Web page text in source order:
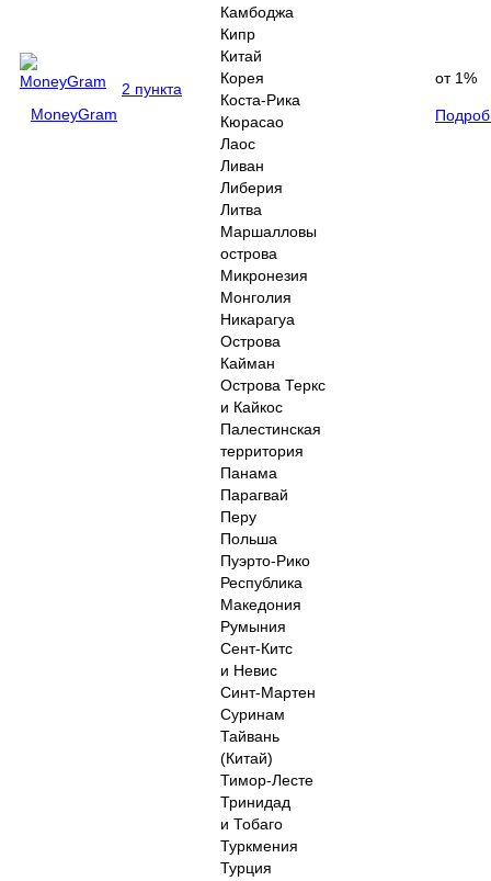
MoneyGram
2 пункта
Камбоджа
Кипр
Китай
Корея
Коста-Рика
Кюрасао
Лаос
Ливан
Либерия
Литва
Маршалловы
острова
Микронезия
Монголия
Никарагуа
Острова
Кайман
Острова Теркс
и Кайкос
Палестинская
территория
Панама
Парагвай
Перу
Польша
Пуэрто-Рико
Республика
Македония
Румыния
Сент-Китс
и Невис
Синт-Мартен
Суринам
Тайвань
(Китай)
Тимор-Лесте
Тринидад
и Тобаго
Туркмения
Турция
от 1%